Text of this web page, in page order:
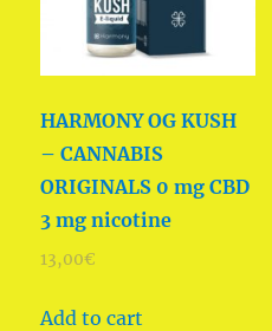
HARMONY OG KUSH
– CANNABIS
ORIGINALS 0 mg CBD
3 mg nicotine
13,00€
Add to cart